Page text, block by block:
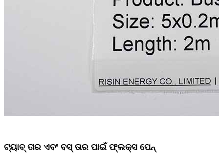
ଟ୍ୟାବ୍ ତାର ଏବଂ ବସ୍ ତାର ପାଇଁ ଫ୍ଲକ୍ସ ପେନ୍